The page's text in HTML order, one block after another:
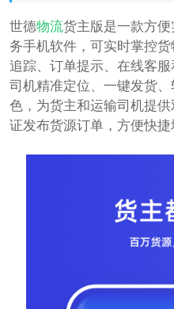
世德物流货主版是一款方
务手机软件，可实时掌控
追踪、订单提示、在线客
司机精准定位、一键发货
色，为货主和运输司机提
证发布货源订单，方便快捷